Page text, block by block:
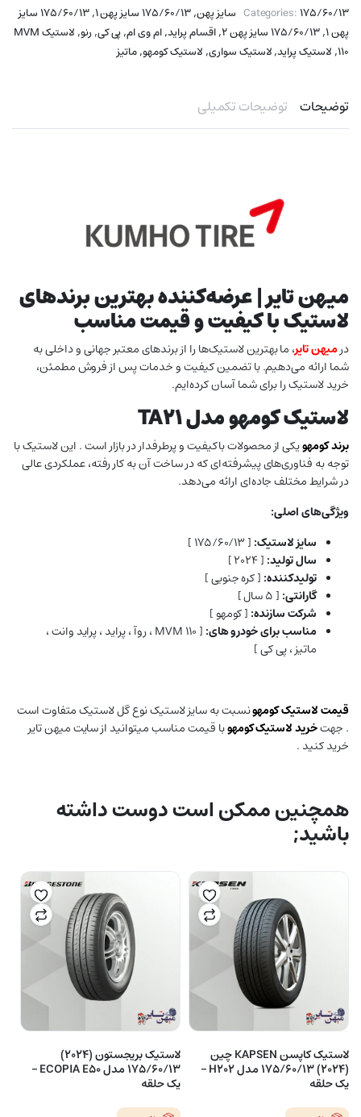
Categories:۱۷۵/۶۰/۱۳ سایز پهن ,۱۷۵/۶۰/۱۳ سایز پهن ۱ ,
۱۷۵/۶۰/۱۳ سایز
پهن ۱ ,۱۷۵/۶۰/۱۳ سایز پهن ۲ ,اقسام پراید,ام وی ام,پی کی,رنو,
لاستیک MVM
110
, لاستیک پراید,لاستیک سواری, لاستیک کومهو,ماتیز
توضیحات توضیحات تکمیلی
میهن تایر | عرضه‌کننده بهترین برندهای
لاستیک با کیفیت و قیمت مناسب
درمیهن تایر، ما بهترین لاستیک‌ها را از برندهای معتبر جهانی و داخلی به
شما ارائه می‌دهیم. با تضمین کیفیت و خدمات پس از فروش مطمئن،
خرید لاستیک را برای شما آسان کرده‌ایم.
لاستیک کومهو مدل TA21
برند کومهویکی از محصولات باکیفیت و پرطرفدار در بازار است . این لاستیک با
توجه به فناوری‌های پیشرفته‌ای که در ساخت آن به کار رفته، عملکردی عالی
در شرایط مختلف جاده‌ای ارائه می‌دهد.
ویژگی‌های اصلی:
سایز لاستیک: [ ۱۷۵/۶۰/۱۳ ]
سال تولید: [ ۲۰۲۴ ]
تولیدکننده: [ کره جنوبی ]
گارانتی: [ ۵ سال ]
شرکت سازنده: [ کومهو ]
مناسب برای خودرو های:
[ MVM 110 ، روآ ، پراید ، پراید وانت ،
ماتیز ، پی کی ]
قیمت لاستیککومهونسبت به سایز لاستیک نوع گل لاستیک متفاوت است
. جهتخرید لاستیک کومهوبا قیمت مناسب میتوانید از سایت میهن تایر
خرید کنید .
همچنین ممکن است دوست داشته
باشید;
لاستیک کاپسن KAPSEN چین
(2024) 175/60/13 مدل H202 –
یک حلقه
لاستیک بریجستون (2024)
175/60/13 مدل ECOPIA E50 –
یک حلقه